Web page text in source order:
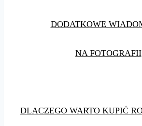
DODATKOWE
NA FOTOGRAFII
DLACZEGO WARTO KUPIĆ